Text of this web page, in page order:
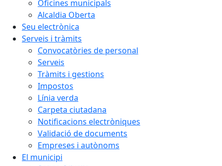
Oficines municipals
Alcaldia Oberta
Seu electrònica
Serveis i tràmits
Convocatòries de personal
Serveis
Tràmits i gestions
Impostos
Línia verda
Carpeta ciutadana
Notificacions electròniques
Validació de documents
Empreses i autònoms
El municipi